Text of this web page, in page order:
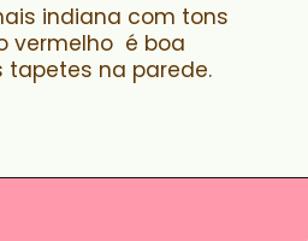
indiana com tons
vermelho é boa
tapetes na parede.